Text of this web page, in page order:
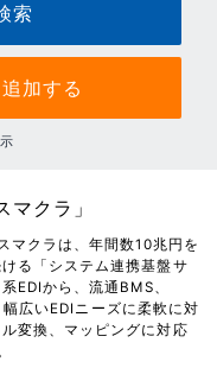
索
加する
クラ」
マクラは、年間数10兆円を
る「システム連携基盤サ
EDIから、流通BMS、
広いEDIニーズに柔軟に対
変換、マッピングに対応